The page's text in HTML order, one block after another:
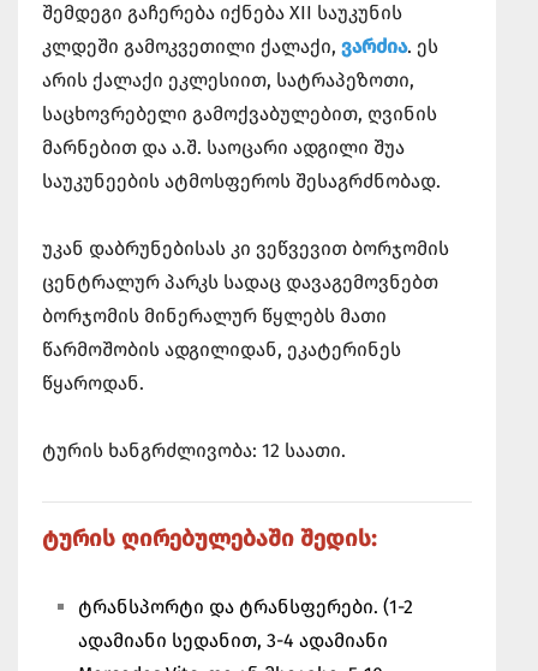
შემდეგი გაჩერება იქნება XII საუკუნის
კლდეში გამოკვეთილი ქალაქი, ვარძია. ეს
არის ქალაქი ეკლესიით, სატრაპეზოთი,
საცხოვრებელი გამოქვაბულებით, ღვინის
მარნებით და ა.შ. საოცარი ადგილი შუა
საუკუნეების ატმოსფეროს შესაგრძნობად.
უკან დაბრუნებისას კი ვეწვევით ბორჯომის
ცენტრალურ პარკს სადაც დავაგემოვნებთ
ბორჯომის მინერალურ წყლებს მათი
წარმოშობის ადგილიდან, ეკატერინეს
წყაროდან.
ტურის ხანგრძლივობა: 12 საათი.
ტურის ღირებულებაში შედის:
ტრანსპორტი და ტრანსფერები. (1-2
ადამიანი სედანით, 3-4 ადამიანი